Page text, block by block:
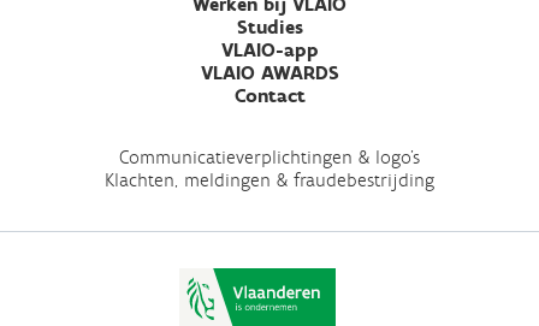
Werken bij VLAIO
Studies
VLAIO-app
VLAIO AWARDS
Contact
Communicatieverplichtingen & logo's
Klachten, meldingen & fraudebestrijding